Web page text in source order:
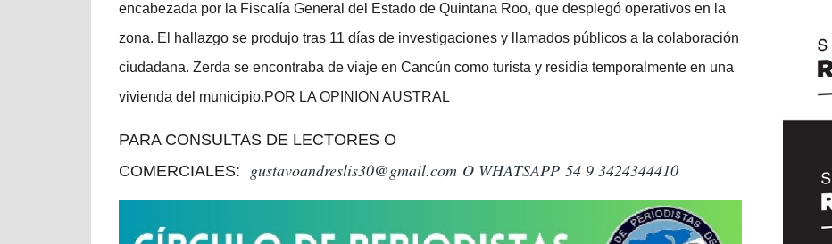
encabezada por la Fiscalía General del Estado de Quintana Roo, que desplegó operativos en la
zona. El hallazgo se produjo tras 11 días de investigaciones y llamados públicos a la colaboración
ciudadana. Zerda se encontraba de viaje en Cancún como turista y residía temporalmente en una
vivienda del municipio.POR LA OPINION AUSTRAL
PARA CONSULTAS DE LECTORES O
COMERCIALES:
gustavoandreslis30@gmail.com O WHATSAPP 54 9 3424344410